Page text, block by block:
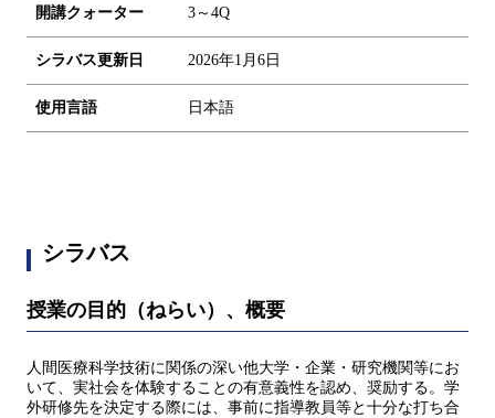
開講クォーター 3～4Q
シラバス更新日 2026年1月6日
使用言語 日本語
シラバス
授業の目的（ねらい）、概要
人間医療科学技術に関係の深い他大学・企業・研究機関等にお
いて、実社会を体験することの有意義性を認め、奨励する。学
外研修先を決定する際には、事前に指導教員等と十分な打ち合